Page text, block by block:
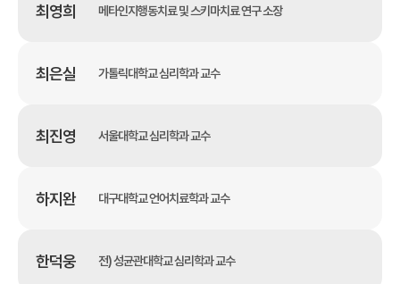
최영희 메타인지행동치료 및 스키마치료 연구 소장
최은실 가톨릭대학교 심리학과 교수
최진영 서울대학교 심리학과 교수
하지완 대구대학교 언어치료학과 교수
한덕웅 전) 성균관대학교 심리학과 교수